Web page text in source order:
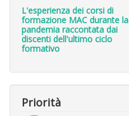
L'esperienza dei corsi di
formazione MAC durante la
pandemia raccontata dai
discenti dell'ultimo ciclo
formativo
Priorità